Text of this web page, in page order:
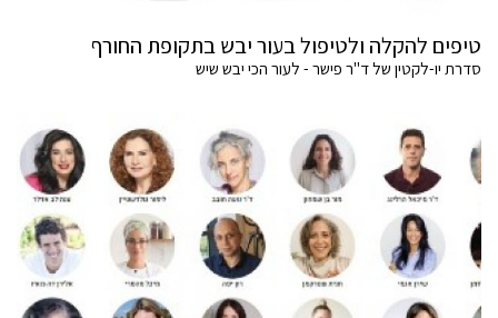
טיפים להקלה ולטיפול בעור יבש בתקופת החורף
סדרת יו-לקטין של ד"ר פישר - לעור הכי יבש שיש